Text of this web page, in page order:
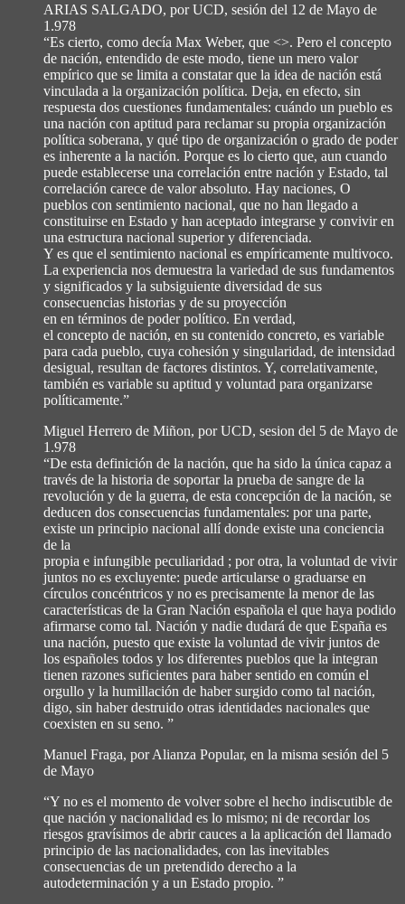
ARIAS SALGADO, por UCD, sesión del 12 de Mayo de
1.978
“Es cierto, como decía Max Weber, que <>. Pero el concepto
de nación, entendido de este modo, tiene un mero valor
empírico que se limita a constatar que la idea de nación está
vinculada a la organización política. Deja, en efecto, sin
respuesta dos cuestiones fundamentales: cuándo un pueblo es
una nación con aptitud para reclamar su propia organización
política soberana, y qué tipo de organización o grado de poder
es inherente a la nación. Porque es lo cierto que, aun cuando
puede establecerse una correlación entre nación y Estado, tal
correlación carece de valor absoluto. Hay naciones, O
pueblos con sentimiento nacional, que no han llegado a
constituirse en Estado y han aceptado integrarse y convivir en
una estructura nacional superior y diferenciada.
Y es que el sentimiento nacional es empíricamente multivoco.
La experiencia nos demuestra la variedad de sus fundamentos
y significados y la subsiguiente diversidad de sus
consecuencias historias y de su proyección
en en términos de poder político. En verdad,
el concepto de nación, en su contenido concreto, es variable
para cada pueblo, cuya cohesión y singularidad, de intensidad
desigual, resultan de factores distintos. Y, correlativamente,
también es variable su aptitud y voluntad para organizarse
políticamente.”
Miguel Herrero de Miñon, por UCD, sesion del 5 de Mayo de
1.978
“De esta definición de la nación, que ha sido la única capaz a
través de la historia de soportar la prueba de sangre de la
revolución y de la guerra, de esta concepción de la nación, se
deducen dos consecuencias fundamentales: por una parte,
existe un principio nacional allí donde existe una conciencia
de la
propia e infungible peculiaridad ; por otra, la voluntad de vivir
juntos no es excluyente: puede articularse o graduarse en
círculos concéntricos y no es precisamente la menor de las
características de la Gran Nación española el que haya podido
afirmarse como tal. Nación y nadie dudará de que España es
una nación, puesto que existe la voluntad de vivir juntos de
los españoles todos y los diferentes pueblos que la integran
tienen razones suficientes para haber sentido en común el
orgullo y la humillación de haber surgido como tal nación,
digo, sin haber destruido otras identidades nacionales que
coexisten en su seno. ”
Manuel Fraga, por Alianza Popular, en la misma sesión del 5
de Mayo
“Y no es el momento de volver sobre el hecho indiscutible de
que nación y nacionalidad es lo mismo; ni de recordar los
riesgos gravísimos de abrir cauces a la aplicación del llamado
principio de las nacionalidades, con las inevitables
consecuencias de un pretendido derecho a la
autodeterminación y a un Estado propio. ”